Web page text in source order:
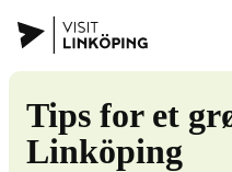
Tips for et
Linköping